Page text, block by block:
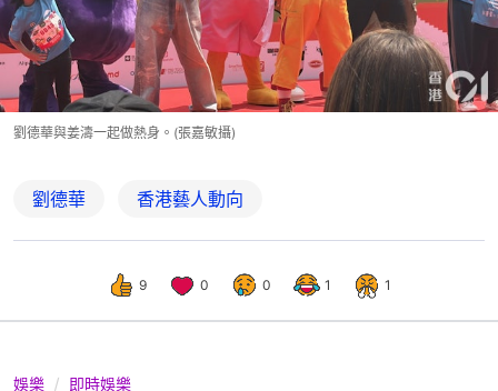
劉德華與姜濤一起做熱身。(張嘉敏攝)
劉德華 香港藝人動向
9 0 0 1 1
娛樂 即時娛樂